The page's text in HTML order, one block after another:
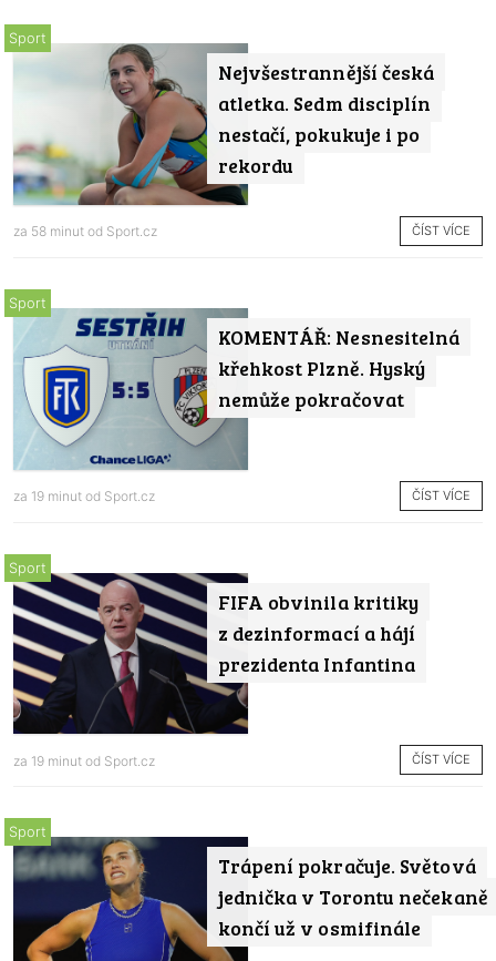
Nejvšestrannější česká
atletka. Sedm disciplín
nestačí, pokukuje i po
rekordu
Sport
za 58 minut od Sport.cz ČÍST VÍCE
KOMENTÁŘ: Nesnesitelná
křehkost Plzně. Hyský
nemůže pokračovat
Sport
za 19 minut od Sport.cz ČÍST VÍCE
FIFA obvinila kritiky
z dezinformací a hájí
prezidenta Infantina
Sport
za 19 minut od Sport.cz ČÍST VÍCE
Trápení pokračuje. Světová
jednička v Torontu nečekaně
končí už v osmifinále
Sport